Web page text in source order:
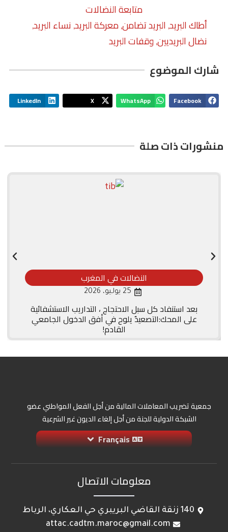
متابعة النضالات
أطاك البريد, البريد تضامن, معركة البريد, نساء البريد,
نضال البريديين, وقفات البريد
شارك الموضوع
Facebook
WhatsApp
X
LinkedIn
منشورات ذات صلة
النضالات في المغرب
25 يوليو، 2026
بعد استنفاد كل سبل الاحتجاج ، التداريب الاستشفائية
على المحك:التصعيدٌ يلوح في أفق الدخول الجامعي
القادم!
معلومات الاتصال
140 زنقة القاضي البريبري حي العكاري، الرباط
attac.cadtm.maroc@gmail.com
جمعية تضريب المعاملات المالية من أجل الفعل المواطني عضو
الشبكة الدولية للجنة من أجل إلغاء الديون غير الشرعية
Français